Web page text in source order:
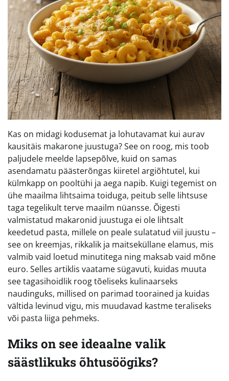
Kas on midagi kodusemat ja lohutavamat kui aurav
kausitäis makarone juustuga? See on roog, mis toob
paljudele meelde lapsepõlve, kuid on samas
asendamatu päästerõngas kiiretel argiõhtutel, kui
külmkapp on pooltühi ja aega napib. Kuigi tegemist on
ühe maailma lihtsaima toiduga, peitub selle lihtsuse
taga tegelikult terve maailm nüansse. Õigesti
valmistatud makaronid juustuga ei ole lihtsalt
keedetud pasta, millele on peale sulatatud viil juustu –
see on kreemjas, rikkalik ja maitseküllane elamus, mis
valmib vaid loetud minutitega ning maksab vaid mõne
euro. Selles artiklis vaatame sügavuti, kuidas muuta
see tagasihoidlik roog tõeliseks kulinaarseks
naudinguks, millised on parimad toorained ja kuidas
vältida levinud vigu, mis muudavad kastme teraliseks
või pasta liiga pehmeks.
Miks on see ideaalne valik
säästlikuks õhtusöögiks?